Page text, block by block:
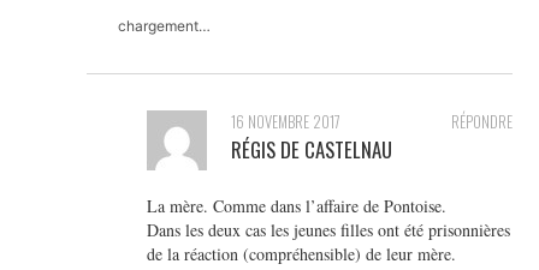
chargement…
RÉPONDRE
16 NOVEMBRE 2017
RÉGIS DE CASTELNAU
La mère. Comme dans l’affaire de Pontoise.
Dans les deux cas les jeunes filles ont été prisonnières
de la réaction (compréhensible) de leur mère.